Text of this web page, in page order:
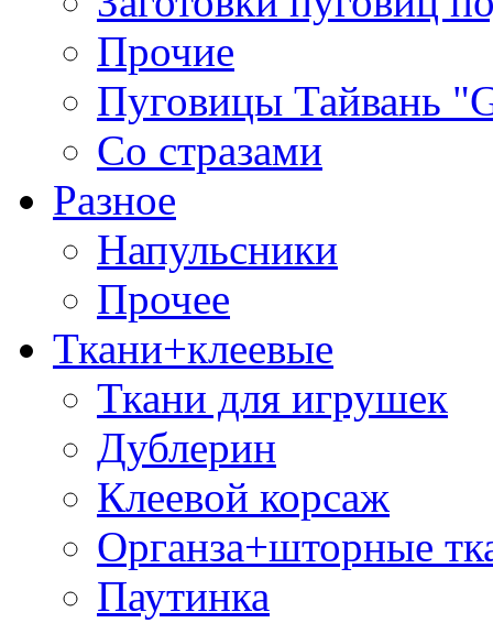
Прочие
Пуговицы Тайвань
Со стразами
Разное
Напульсники
Прочее
Ткани+клеевые
Ткани для игрушек
Дублерин
Клеевой корсаж
Органза+шторные
Паутинка